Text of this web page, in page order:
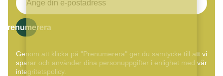
Prenumerera
Genom att klicka på "Prenumerera" ger du samtycke till att vi
sparar och använder dina personuppgifter i enlighet med vår
integritetspolicy.